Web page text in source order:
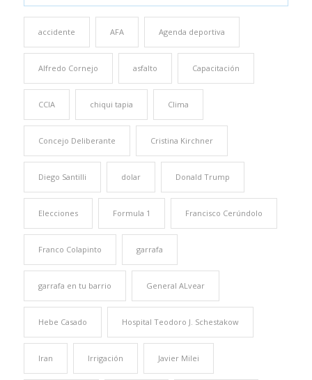
accidente AFA Agenda deportiva
Alfredo Cornejo asfalto Capacitación
CCIA chiqui tapia Clima
Concejo Deliberante Cristina Kirchner
Diego Santilli dolar Donald Trump
Elecciones Formula 1 Francisco Cerúndolo
Franco Colapinto garrafa
garrafa en tu barrio General ALvear
Hebe Casado Hospital Teodoro J. Schestakow
Iran Irrigación Javier Milei